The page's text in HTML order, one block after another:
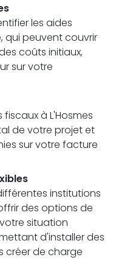
les aides
qui peuvent couvrir
coûts initiaux,
sur votre
à L'Hosmes
de votre projet et
sur votre facture
institutions
des options de
situation
d'installer des
créer de charge